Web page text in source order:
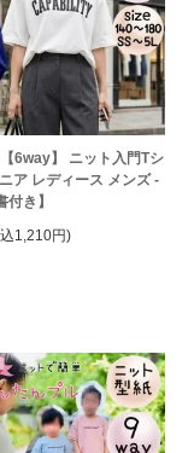
6way】 ニット入門Tシ
ア レディース メンズ -
付き】
1,210円)